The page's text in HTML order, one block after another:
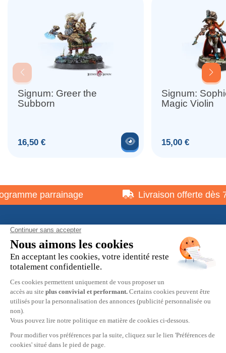
Signum: Greer the
Subborn
Prix
16,50 € Voir le produit
Signum:
Magic Violin
Prix
15,00 €
parrainage Livraison offerte dès
À propos
Informations pratiques
Restons en contact